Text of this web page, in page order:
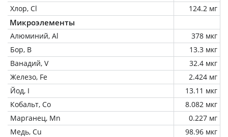
Хлор, Cl
124.2 мг
Микроэлементы
Алюминий, Al
378 мкг
Бор, B
13.3 мкг
Ванадий, V
32.4 мкг
Железо, Fe
2.424 мг
Йод, I
13.11 мкг
Кобальт, Co
8.082 мкг
Марганец, Mn
0.227 мг
Медь, Cu
98.96 мкг